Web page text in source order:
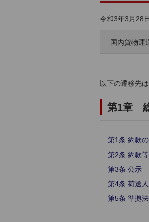
令和3年3月28
国内貨物運
以下の遷移先
第1章
第1条 約款
第2条 約款
第3条 公示
第4条 荷送
第5条 準拠法